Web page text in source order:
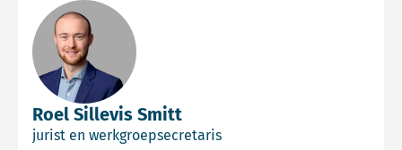
Roel Sillevis Smitt
jurist en werkgroepsecretaris